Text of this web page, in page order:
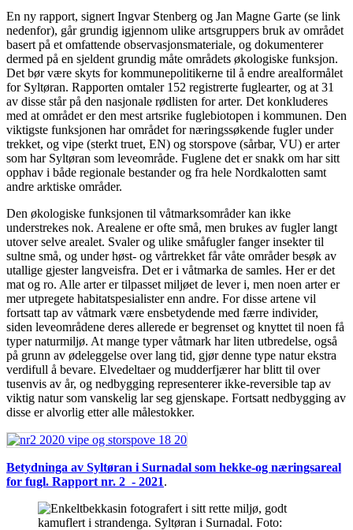
En ny rapport, signert Ingvar Stenberg og Jan Magne Garte (se link
nedenfor), går grundig igjennom ulike artsgruppers bruk av området
basert på et omfattende observasjonsmateriale, og dokumenterer
dermed på en sjeldent grundig måte områdets økologiske funksjon.
Det bør være skyts for kommunepolitikerne til å endre arealformålet
for Syltøran. Rapporten omtaler 152 registrerte fuglearter, og at 31
av disse står på den nasjonale rødlisten for arter. Det konkluderes
med at området er den mest artsrike fuglebiotopen i kommunen. Den
viktigste funksjonen har området for næringssøkende fugler under
trekket, og vipe (sterkt truet, EN) og storspove (sårbar, VU) er arter
som har Syltøran som leveområde. Fuglene det er snakk om har sitt
opphav i både regionale bestander og fra hele Nordkalotten samt
andre arktiske områder.
Den økologiske funksjonen til våtmarksområder kan ikke
understrekes nok. Arealene er ofte små, men brukes av fugler langt
utover selve arealet. Svaler og ulike småfugler fanger insekter til
sultne små, og under høst- og vårtrekket får våte områder besøk av
utallige gjester langveisfra. Det er i våtmarka de samles. Her er det
mat og ro. Alle arter er tilpasset miljøet de lever i, men noen arter er
mer utpregete habitatspesialister enn andre. For disse artene vil
fortsatt tap av våtmark være ensbetydende med færre individer,
siden leveområdene deres allerede er begrenset og knyttet til noen få
typer naturmiljø. At mange typer våtmark har liten utbredelse, også
på grunn av ødeleggelse over lang tid, gjør denne type natur ekstra
verdifull å bevare. Elvedeltaer og mudderfjærer har blitt til over
tusenvis av år, og nedbygging representerer ikke-reversible tap av
viktig natur som vanskelig lar seg gjenskape. Fortsatt nedbygging av
disse er alvorlig etter alle målestokker.
Betydninga av Syltøran i Surnadal som hekke-og næringsareal
for fugl. Rapport nr. 2 - 2021.